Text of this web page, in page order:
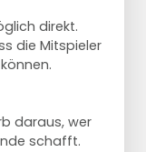
direkt.
die Mitspieler
daraus, wer
schafft.